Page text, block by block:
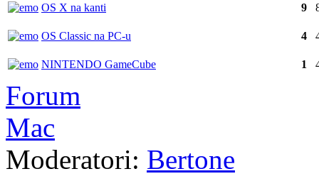
OS X na kanti 9
OS Classic na PC-u 4
NINTENDO GameCube 1
Forum
Mac
Moderatori: Bertone